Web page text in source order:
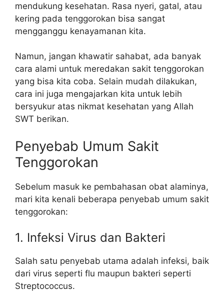
mendukung kesehatan. Rasa nyeri, gatal, atau
kering pada tenggorokan bisa sangat
mengganggu kenayamanan kita.
Namun, jangan khawatir sahabat, ada banyak
cara alami untuk meredakan sakit tenggorokan
yang bisa kita coba. Selain mudah dilakukan,
cara ini juga mengajarkan kita untuk lebih
bersyukur atas nikmat kesehatan yang Allah
SWT berikan.
Penyebab Umum Sakit
Tenggorokan
Sebelum masuk ke pembahasan obat alaminya,
mari kita kenali beberapa penyebab umum sakit
tenggorokan:
1. Infeksi Virus dan Bakteri
Salah satu penyebab utama adalah infeksi, baik
dari virus seperti flu maupun bakteri seperti
Streptococcus.